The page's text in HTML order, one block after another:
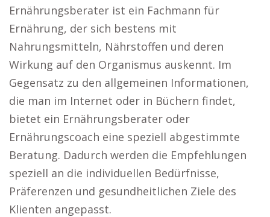
Ernährungsberater ist ein Fachmann für
Ernährung, der sich bestens mit
Nahrungsmitteln, Nährstoffen und deren
Wirkung auf den Organismus auskennt. Im
Gegensatz zu den allgemeinen Informationen,
die man im Internet oder in Büchern findet,
bietet ein Ernährungsberater oder
Ernährungscoach eine speziell abgestimmte
Beratung. Dadurch werden die Empfehlungen
speziell an die individuellen Bedürfnisse,
Präferenzen und gesundheitlichen Ziele des
Klienten angepasst.